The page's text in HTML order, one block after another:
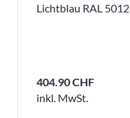
Lichtblau RAL 5012
404.90 CHF
inkl. MwSt.